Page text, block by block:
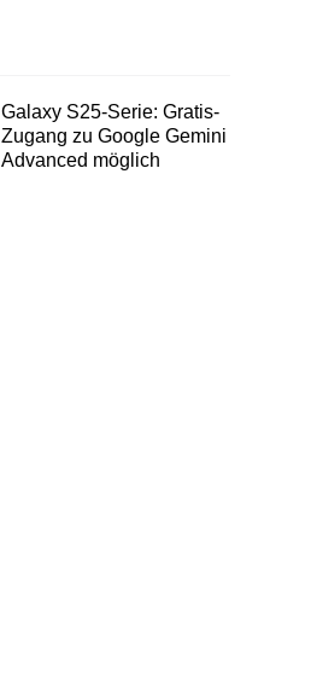
Galaxy S25-Serie: Gratis-
Zugang zu Google Gemini
Advanced möglich